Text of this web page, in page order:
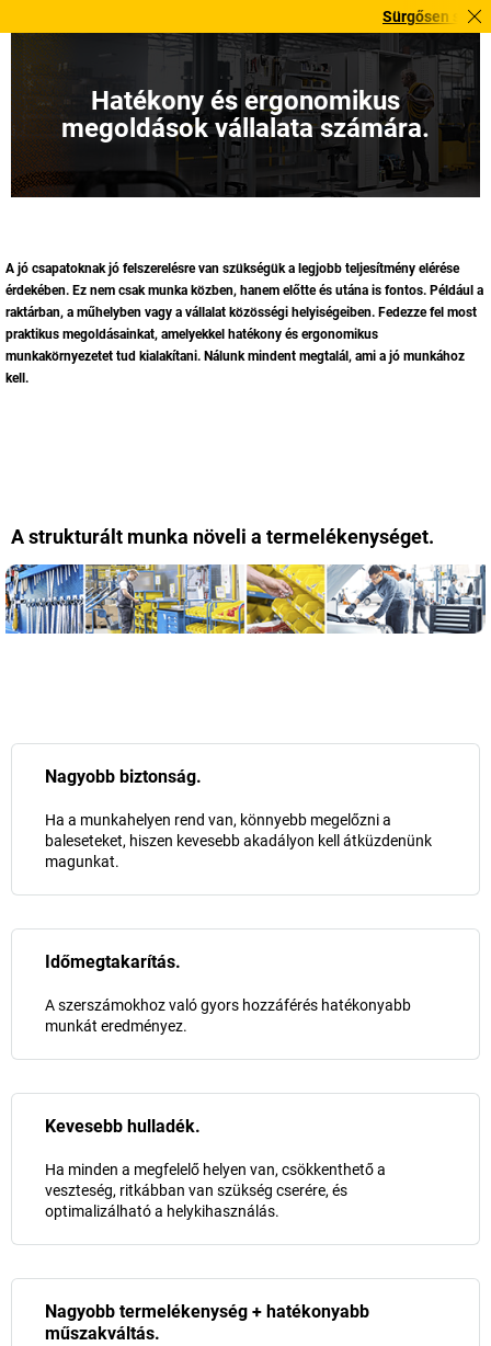
Sürgősen szüksége
Hatékony és ergonomikus
megoldások vállalata számára.
A jó csapatoknak jó felszerelésre van szükségük a legjobb teljesítmény elérése
érdekében. Ez nem csak munka közben, hanem előtte és utána is fontos. Például a
raktárban, a műhelyben vagy a vállalat közösségi helyiségeiben. Fedezze fel most
praktikus megoldásainkat, amelyekkel hatékony és ergonomikus
munkakörnyezetet tud kialakítani. Nálunk mindent megtalál, ami a jó munkához
kell.
A strukturált munka növeli a termelékenységet.
Nagyobb biztonság.
Ha a munkahelyen rend van, könnyebb megelőzni a
baleseteket, hiszen kevesebb akadályon kell átküzdenünk
magunkat.
Időmegtakarítás.
A szerszámokhoz való gyors hozzáférés hatékonyabb
munkát eredményez.
Kevesebb hulladék.
Ha minden a megfelelő helyen van, csökkenthető a
veszteség, ritkábban van szükség cserére, és
optimalizálható a helykihasználás.
Nagyobb termelékenység + hatékonyabb
műszakváltás.